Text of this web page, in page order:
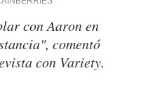
con Aaron en
comentó
con Variety.